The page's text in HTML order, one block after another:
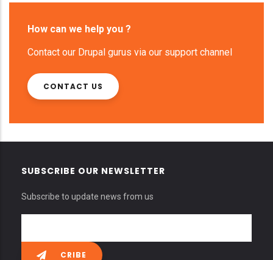
How can we help you ?
Contact our Drupal gurus via our support channel
CONTACT US
SUBSCRIBE OUR NEWSLETTER
Subscribe to update news from us